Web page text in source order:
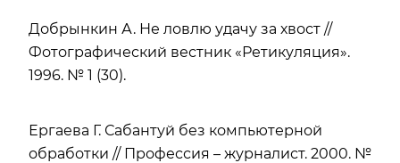
Добрынкин А. Не ловлю удачу за хвост //
Фотографический вестник «Ретикуляция».
1996. № 1 (30).
Ергаева Г. Сабантуй без компьютерной
обработки // Профессия – журналист. 2000. №